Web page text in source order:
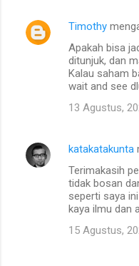
Timothy
Apakah bisa
ditunjuk, dan
Kalau saham
wait and see
13 Agustus,
katakatakunta
Terimakasih
tidak bosan
seperti saya
kaya ilmu dan
15 Agustus,